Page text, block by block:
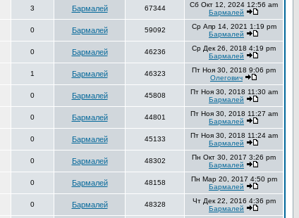
3 Бармалей 67344
Сб Окт 12, 2024 12:56 am
Бармалей
0 Бармалей 59092
Ср Апр 14, 2021 1:19 pm
Бармалей
0 Бармалей 46236
Ср Дек 26, 2018 4:19 pm
Бармалей
1 Бармалей 46323
Пт Ноя 30, 2018 9:06 pm
Олегович
0 Бармалей 45808
Пт Ноя 30, 2018 11:30 am
Бармалей
0 Бармалей 44801
Пт Ноя 30, 2018 11:27 am
Бармалей
0 Бармалей 45133
Пт Ноя 30, 2018 11:24 am
Бармалей
0 Бармалей 48302
Пн Окт 30, 2017 3:26 pm
Бармалей
0 Бармалей 48158
Пн Мар 20, 2017 4:50 pm
Бармалей
0 Бармалей 48328
Чт Дек 22, 2016 4:36 pm
Бармалей